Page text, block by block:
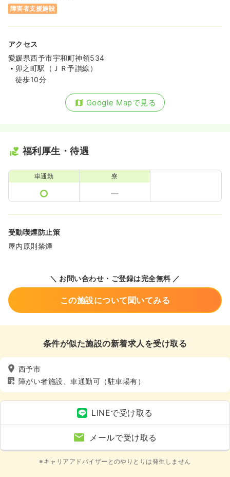
障害者支援施設
アクセス
愛媛県西予市宇和町神領534
卯之町駅（ＪＲ予讃線）
徒歩10分
Google Mapで見る
福利厚生・待遇
車通勤 寮
受動喫煙防止策
屋内原則禁煙
＼ お問い合わせ・ご登録は完全無料 ／
この施設について聞いてみる
条件が似た施設の新着求人を受け取る
西予市
障がい者施設、車通勤可（駐車場有）
LINEで受け取る
メールで受け取る
※キャリアアドバイザーとのやりとりは発生しません